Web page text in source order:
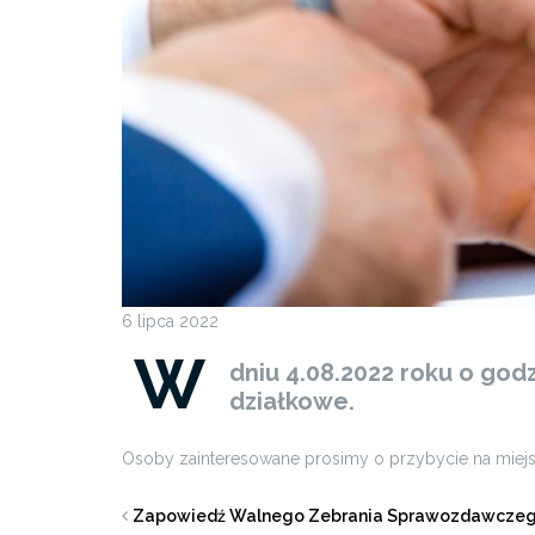
6 lipca 2022
W
dniu 4.08.2022 roku o
działkowe.
Osoby zainteresowane prosimy o przybycie na
Zapowiedź Walnego Zebrania